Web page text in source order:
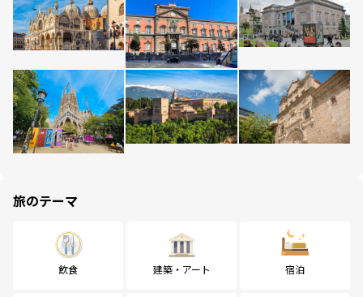
旅のテーマ
飲食 建築・アート 宿泊